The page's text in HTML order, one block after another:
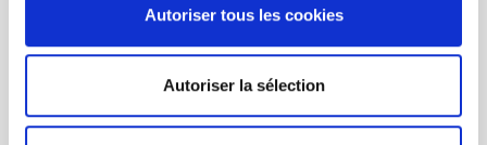
Autoriser tous les cookies
Autoriser la sélection